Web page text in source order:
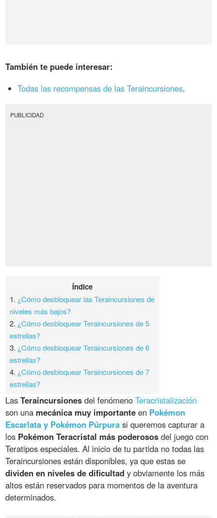
También te puede interesar:
Todas las recompensas de las Teraincursiones.
PUBLICIDAD
Índice
1. ¿Cómo desbloquear las Teraincursiones de
niveles más bajos?
2. ¿Cómo desbloquear Teraincursiones de 5
estrellas?
3. ¿Cómo desbloquear Teraincursiones de 6
estrellas?
4. ¿Cómo desbloquear Teraincursiones de 7
estrellas?
LasTeraincursiones del fenómenoTeracristalización
son una mecánica muy importante en Pokémon
Escarlata y Pokémon Púrpura si queremos capturar a
los Pokémon Teracristal más poderosos del juego con
Teratipos especiales. Al inicio de tu partida no todas las
Teraincursiones están disponibles, ya que estas se
dividen en niveles de dificultad y obviamente los más
altos están reservados para momentos de la aventura
determinados.